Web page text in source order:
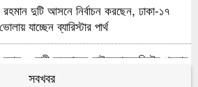
দুটি আসনে নির্বাচন করছেন, ঢাকা-১৭
যাচ্ছেন ব্যারিস্টার পার্থ
হ্রাস ও নারী ক্ষমতায়নে মাইক্রোক্রেডিটের প্রভাব
ভোলায় এফজিডি সভা
সবখবর